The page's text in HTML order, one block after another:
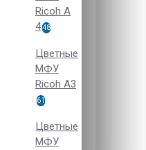
Ricoh A
448
Цветные
МФУ
Ricoh A3
61
Цветные
МФУ